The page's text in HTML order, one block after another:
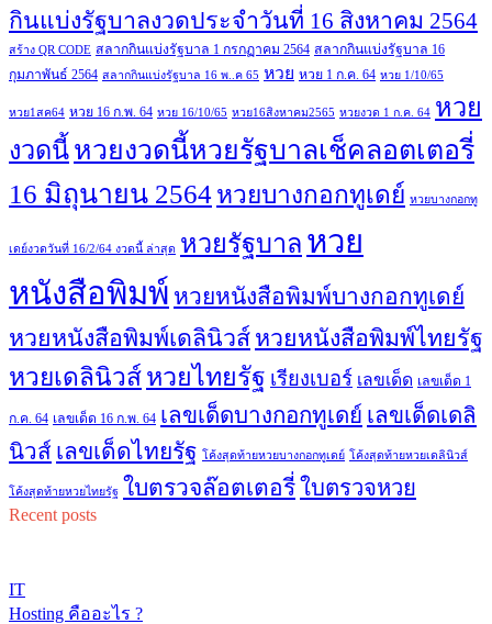
กินแบ่งรัฐบาลงวดประจำวันที่ 16 สิงหาคม 2564
สร้าง QR CODE สลากกินแบ่งรัฐบาล 1 กรกฏาคม 2564 สลากกินแบ่งรัฐบาล 16
กุมภาพันธ์ 2564 สลากกินแบ่งรัฐบาล 16 พ..ค 65 หวย หวย 1 ก.ค. 64 หวย 1/10/65
หวย1สค64 หวย 16 ก.พ. 64 หวย 16/10/65 หวย16สิงหาคม2565 หวยงวด 1 ก.ค. 64 หวย
งวดนี้หวยงวดนี้หวยรัฐบาลเช็คลอตเตอรี่
16 มิถุนายน 2564 หวยบางกอกทูเดย์ หวยบางกอกทู
เดย์งวดวันที่ 16/2/64 งวดนี้ ล่าสุด หวยรัฐบาล หวย
หนังสือพิมพ์ หวยหนังสือพิมพ์บางกอกทูเดย์
หวยหนังสือพิมพ์เดลินิวส์ หวยหนังสือพิมพ์ไทยรัฐ
หวยเดลินิวส์ หวยไทยรัฐ เรียงเบอร์ เลขเด็ด เลขเด็ด 1
ก.ค. 64 เลขเด็ด 16 ก.พ. 64 เลขเด็ดบางกอกทูเดย์ เลขเด็ดเดลิ
นิวส์ เลขเด็ดไทยรัฐ โค้งสุดท้ายหวยบางกอกทูเดย์ โค้งสุดท้ายหวยเดลินิวส์
โค้งสุดท้ายหวยไทยรัฐ ใบตรวจล๊อตเตอรี่ใบตรวจหวย
Recent posts
IT
Hosting คืออะไร ?